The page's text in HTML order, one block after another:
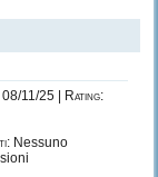
11/25 |
Rating:
Nessuno